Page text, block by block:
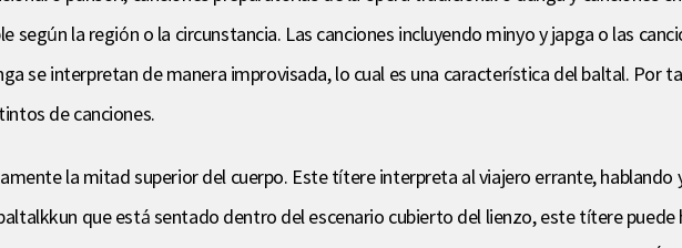
según la región o la circunstancia. Las canciones incluyendo minyo y japga o las
se interpretan de manera improvisada, lo cual es una característica del baltal. Por
de canciones.
la mitad superior del cuerpo. Este títere interpreta al viajero errante, hablando
que está sentado dentro del escenario cubierto del lienzo, este títere